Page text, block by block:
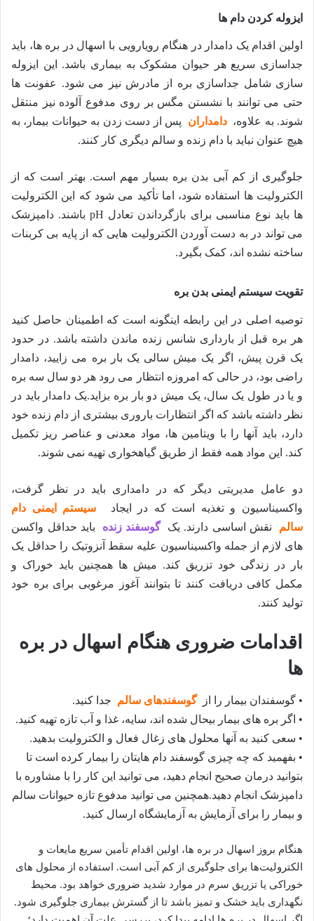
ایزوله کردن دام ها
اولین اقدام یک دامدار در هنگام رویارویی با اسهال در بره ها، باید
جداسازی سریع هر حیوان مشکوک به بیماری باشد. این ایزوله
سازی شامل جداسازی بره از مادرش نیز می شود. عفونت ها
حتی می توانند با نشستن مگس بر روی مدفوع آلوده نیز منتقل
شوند. به علاوه، دامداران
پس از دست زدن به حیوانات بیمار، به
هیچ عنوان نباید با دام زنده و سالم دیگری کار کنند.
جلوگیری از کم آبی بدن بره بسیار مهم است. بهتر است که از
الکترولیت ها استفاده شود، اما تأکید می شود که این الکترولیت
ها باید نوع مناسبی برای بازگرداندن تعادل pH باشند. دامپزشک
می تواند در به دست آوردن الکترولیت هایی که از پایه بی کربنات
ساخته نشده اند، کمک بگیرد.
تقویت سیستم ایمنی بدن بره
توصیه اصلی در این رابطه اینگونه است که اطمینان حاصل کنید
هر بره قبل از بارداری شانس زنده ماندن داشته باشد. در حدود
یک قرن پیش، اگر یک میش سالی یک بار بره می زایید، دامدار
راضی بود، در حالی که امروزه انتظار می رود هر دو سال سه بره
و یا در طول یک سال، یک میش دو بار بره بزاید.یک دامدار باید در
نظر داشته باشد که اگر انتظارات باروری بیشتری از دام زنده خود
دارد، باید آنها را با ویتامین ها، مواد معدنی و عناصر ریز تکمیل
کند. این مواد همه فقط از طریق گیاهخواری تهیه نمی شوند.
دو عامل مدیریتی دیگر که در دامداری باید در نظر گرفت،
واکسیناسیون و تغذیه است که در ایجاد
سیستم ایمنی دام
سالم
نقش اساسی دارند. یک گوسفند زنده
باید حداقل واکسن
های لازم از جمله واکسیناسیون علیه سقط آنزوتیک را حداقل یک
بار در زندگی خود تزریق کند. میش ها همچنین باید خوراک و
مکمل کافی دریافت کنند تا بتوانند آغوز مرغوبی برای بره خود
تولید کنند.
اقدامات ضروری هنگام اسهال در بره
ها
• گوسفندان بیمار را از گوسفندهای سالم جدا کنید.
• اگر بره های بیمار بیحال شده اند، سایه، غذا و آب تازه تهیه کنید.
• سعی کنید به آنها محلول های زغال فعال و الکترولیت بدهید.
• بفهمید که چه چیزی گوسفند دام هایتان را بیمار کرده است تا
بتوانید درمان صحیح انجام دهید، می توانید این کار را با مشاوره با
دامپزشک انجام دهید.همچنین می توانید مدفوع تازه حیوانات سالم
و بیمار را برای آزمایش به آزمایشگاه ارسال کنید.
هنگام بروز اسهال در بره‌ ها، اولین اقدام تأمین سریع مایعات و
الکترولیت‌ها برای جلوگیری از کم‌ آبی است. استفاده از محلول‌ های
خوراکی یا تزریق سرم در موارد شدید ضروری خواهد بود. محیط
نگهداری باید خشک و تمیز باشد تا از گسترش بیماری جلوگیری شود.